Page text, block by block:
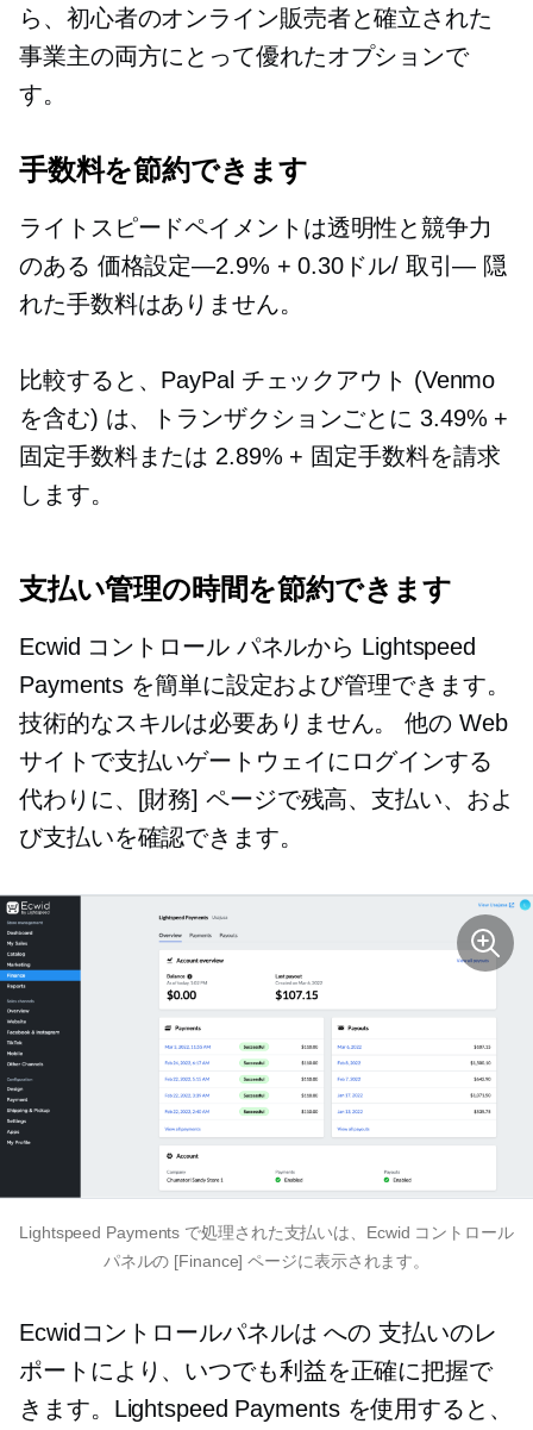
ら、初心者のオンライン販売者と確立された
事業主の両方にとって優れたオプションで
す。
手数料を節約できます
ライトスピードペイメントは透明性と競争力
のある 価格設定—2.9% + 0.30ドル/ 取引— 隠
れた手数料はありません。
比較すると、PayPal チェックアウト (Venmo
を含む) は、トランザクションごとに 3.49% +
固定手数料または 2.89% + 固定手数料を請求
します。
支払い管理の時間を節約できます
Ecwid コントロール パネルから Lightspeed
Payments を簡単に設定および管理できます。
技術的なスキルは必要ありません。 他の Web
サイトで支払いゲートウェイにログインする
代わりに、[財務] ページで残高、支払い、およ
び支払いを確認できます。
Lightspeed Payments で処理された支払いは、Ecwid コントロール
パネルの [Finance] ページに表示されます。
Ecwidコントロールパネルはへの 支払いのレ
ポートにより、いつでも利益を正確に把握で
きます。Lightspeed Payments を使用すると、